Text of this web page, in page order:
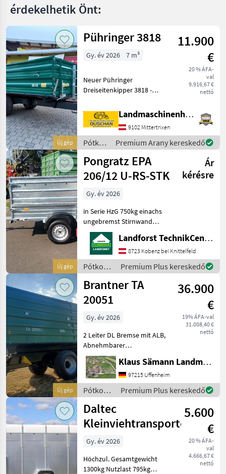
érdekelhetik Önt:
Új gép
Pühringer 3818
11.900
€
20 % ÁFA-
val
9.916,67 €
nettó
Gy. év 2026 7 m³
Neuer Pühringer
Dreiseitenkipper 3818 -
Nutzlast 6000kg -
Brückenmaße
3850x1820mm -
Pendelaufsatzwand -
Grundbordwand 500mm
mit Hebefede
Landmaschinenhandel Ouschan Anton
9102 Mittertrixen
Pótkocsik
/
Pühringer
Premium Arany kereskedő
Új gép
Pongratz EPA
206/12 U-RS-STK
Ár
kérésre
Gy. év 2026
in Serie HzG 750kg einachs
ungebremst Stirnwand
klappbar Aufsatzwände
600mm Flachplane grau
inkl. 2Stk.
Rohrabstellstützen Um
Ihnen unnötige Wartezeiten
oder Wegst
Landforst TechnikCenter Knittelfeld
8723 Kobenz bei Knittelfeld
Pótkocsik
/
Pongratz
Premium Plus kereskedő
Új gép
Brantner TA
20051
36.900
€
19% ÁFA-val
31.008,40 €
nettó
Gy. év 2026
2 Leiter DL Bremse mit ALB,
Abnehmbarer
Lampenschutz, autom.
Anhängekupplung, Öl und
Luft hinten, Planenaufbau
mit Rollplane,
Bedienplattform,
Bordwände mit Powerfle
Klaus Sämann Landmaschinen Fachbetrieb GmbH
97215 Uffenheim
Pótkocsik
/
Brantner
Premium Plus kereskedő
Daltec
Kleinviehtransporter
5.600
€
20 % ÁFA-
val
4.666,67 €
nettó
Gy. év 2026
Höchzul. Gesamtgewicht
1300kg Nutzlast 795kg